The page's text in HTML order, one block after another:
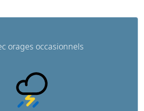
orages occasionnels